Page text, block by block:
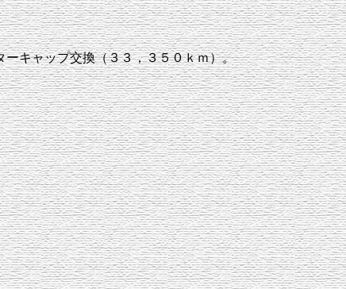
キャップ交換（３３，３５０ｋｍ）。